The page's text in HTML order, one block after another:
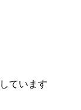
ています